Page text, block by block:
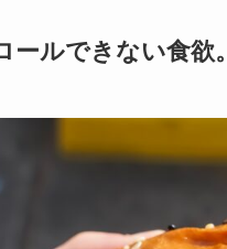
ールできない食欲。